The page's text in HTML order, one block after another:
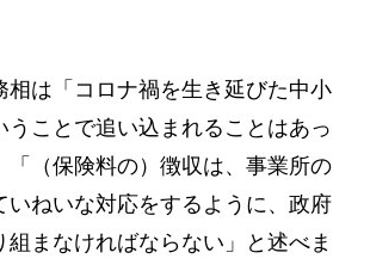
は「コロナ禍を生き延びた中小
うことで追い込まれることはあっ
「（保険料の）徴収は、事業所の
いねいな対応をするように、政府
組まなければならない」と述べま